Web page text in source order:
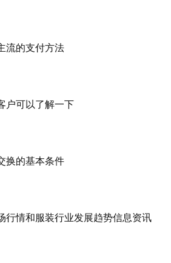
流的支付方法
户可以了解一下
换的基本条件
行情和服装行业发展趋势信息资讯